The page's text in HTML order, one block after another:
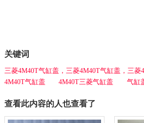
关键词
三菱4M40T气缸盖，三菱4M40T气缸盖，三菱
4M40T气缸盖
4M40T三菱气缸盖 气缸
查看此内容的人也查看了